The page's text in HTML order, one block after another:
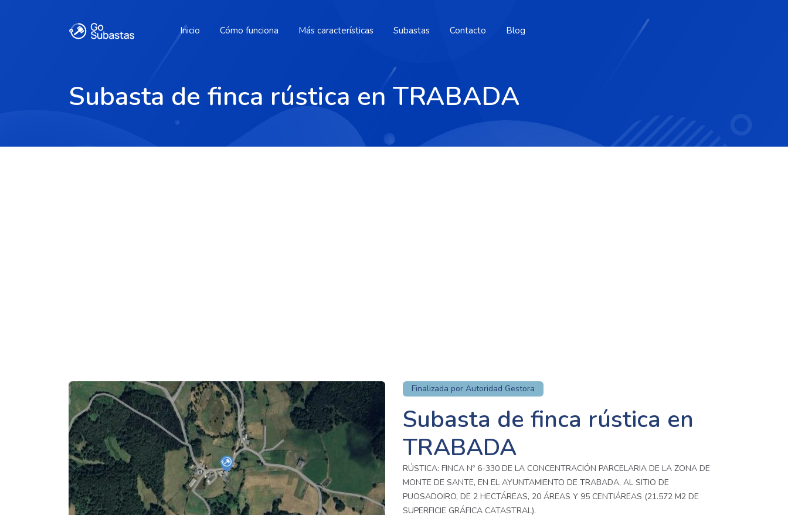
Inicio Cómo funciona Más características Subastas Contacto Blog
Subasta de finca rústica en TRABADA
Finalizada por Autoridad Gestora
Subasta de finca rústica en
TRABADA
RÚSTICA: FINCA Nº 6-330 DE LA CONCENTRACIÓN PARCELARIA DE LA ZONA DE
MONTE DE SANTE, EN EL AYUNTAMIENTO DE TRABADA, AL SITIO DE
PUOSADOIRO, DE 2 HECTÁREAS, 20 ÁREAS Y 95 CENTIÁREAS (21.572 M2 DE
SUPERFICIE GRÁFICA CATASTRAL).